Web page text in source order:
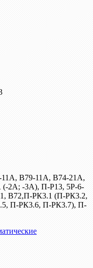
В79-11А, В74-21А,
2А; -3А), П-Р13, 5Р-6-
В72,П-РК3.1 (П-РК3.2,
П-РК3.6, П-РК3.7), П-